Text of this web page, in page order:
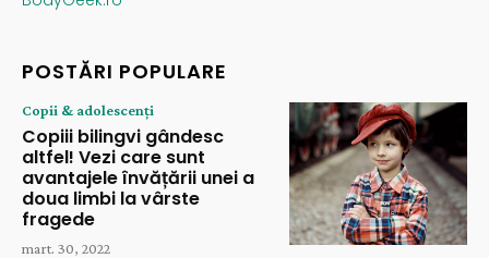
POSTĂRI POPULARE
Copii & adolescenți
Copiii bilingvi gândesc
altfel! Vezi care sunt
avantajele învățării unei a
doua limbi la vârste
fragede
mart. 30, 2022